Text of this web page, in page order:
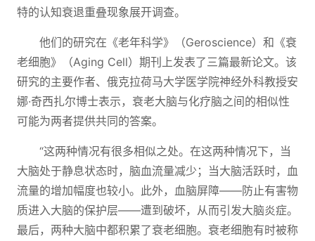
特的认知衰退重叠现象展开调查。
他们的研究在《老年科学》（Geroscience）和《衰
老细胞》（Aging Cell）期刊上发表了三篇最新论文。该
研究的主要作者、俄克拉荷马大学医学院神经外科教授安
娜·奇西扎尔博士表示，衰老大脑与化疗脑之间的相似性
可能为两者提供共同的答案。
“这两种情况有很多相似之处。在这两种情况下，当
大脑处于静息状态时，脑血流量减少；当大脑活跃时，血
流量的增加幅度也较小。此外，血脑屏障——防止有害物
质进入大脑的保护层——遭到破坏，从而引发大脑炎症。
最后，两种大脑中都积累了衰老细胞。衰老细胞有时被称